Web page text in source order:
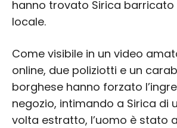
hanno trovato Sirica barricato
locale.
Come visibile in un video
online, due poliziotti e un
borghese hanno forzato
negozio, intimando a Sirica di
volta estratto, l’uomo è stato